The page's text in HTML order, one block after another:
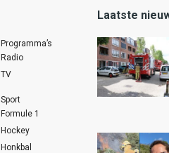
Programma’s
Radio
TV
Sport
Formule 1
Hockey
Honkbal
Laatste